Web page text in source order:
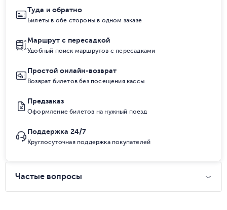
Туда и обратно
Билеты в обе стороны в одном заказе
Маршрут с пересадкой
Удобный поиск маршрутов с пересадками
Простой онлайн-возврат
Возврат билетов без посещения кассы
Предзаказ
Оформление билетов на нужный поезд
Поддержка 24/7
Круглосуточная поддержка покупателей
Частые вопросы